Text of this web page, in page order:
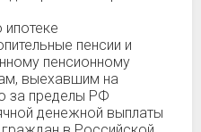
пенсии и
пенсионному
выехавшим на
за пределы РФ
денежной выплаты